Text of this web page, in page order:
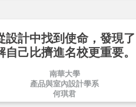
設計中找到使命，發現了
自己比擠進名校更重要。
南華大學
產品與室內設計學系
何琪君